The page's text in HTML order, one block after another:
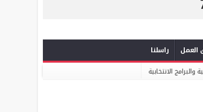
العمل
راسلنا
ميكومار: الابتكار والشراكة أساس الارتقاء بخدمات النظافة الحضرية